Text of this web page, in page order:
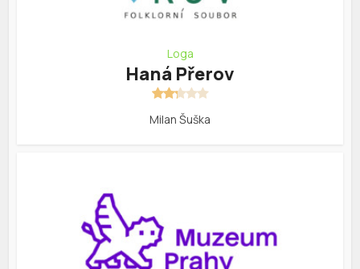
Loga
Haná Přerov
Milan Šuška